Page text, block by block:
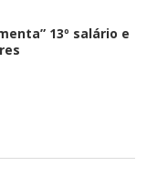
13º salário e